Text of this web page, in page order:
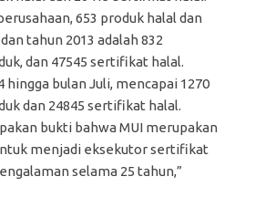
653 produk halal dan
tahun 2013 adalah 832
dan 47545 sertifikat halal.
hingga bulan Juli, mencapai 1270
dan 24845 sertifikat halal.
bukti bahwa MUI merupakan
menjadi eksekutor sertifikat
selama 25 tahun,”